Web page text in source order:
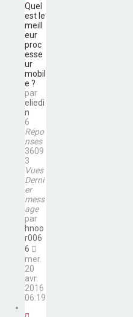
Quel
est le
meill
eur
proc
esse
ur
mobil
e ?
par
eliedi
n
6
Répo
nses
3609
3
Vues
Derni
er
mess
age
par
hnoo
r006
6
mer.
20
avr.
2016
06:19